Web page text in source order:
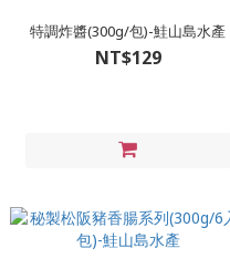
特調炸醬(300g/包)-鮭山島水產
NT$129